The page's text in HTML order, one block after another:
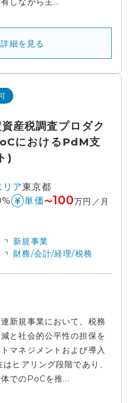
詳細を見る
産税調査プロダク
におけるPdM支
)
リア東京都
単価〜100万円／月
新規事業
財務/会計/経理/税務
新規事業において、税務
と社会的公平性の担保を
マネジメントおよび導入
ヒアリング段階であり、
でのPoCを推...